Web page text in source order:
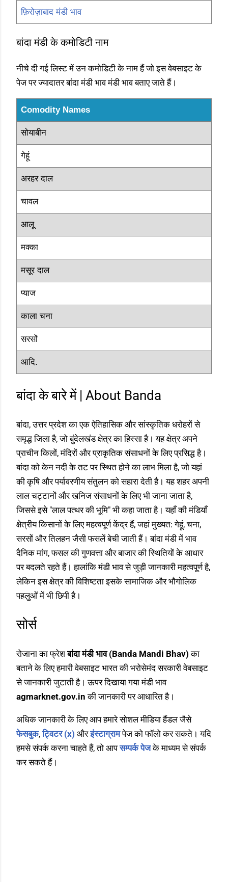
फ़िरोज़ाबाद मंडी भाव
बांदा मंडी के कमोडिटी नाम
नीचे दी गई लिस्ट में उन कमोडिटी के नाम हैं जो इस वेबसाइट के
पेज पर ज्यादातर बांदा मंडी भाव मंडी भाव बताए जाते हैं।
Comodity Names
सोयाबीन
गेहूं
अरहर दाल
चावल
आलू
मक्का
मसूर दाल
प्याज
काला चना
सरसों
आदि.
बांदा के बारे में | About Banda
बांदा, उत्तर प्रदेश का एक ऐतिहासिक और सांस्कृतिक धरोहरों से
समृद्ध जिला है, जो बुंदेलखंड क्षेत्र का हिस्सा है। यह क्षेत्र अपने
प्राचीन किलों, मंदिरों और प्राकृतिक संसाधनों के लिए प्रसिद्ध है।
बांदा को केन नदी के तट पर स्थित होने का लाभ मिला है, जो यहां
की कृषि और पर्यावरणीय संतुलन को सहारा देती है। यह शहर अपनी
लाल चट्टानों और खनिज संसाधनों के लिए भी जाना जाता है,
जिससे इसे "लाल पत्थर की भूमि" भी कहा जाता है। यहाँ की मंडियाँ
क्षेत्रीय किसानों के लिए महत्वपूर्ण केंद्र हैं, जहां मुख्यत: गेहूं, चना,
सरसों और तिलहन जैसी फसलें बेची जाती हैं। बांदा मंडी में भाव
दैनिक मांग, फसल की गुणवत्ता और बाजार की स्थितियों के आधार
पर बदलते रहते हैं। हालांकि मंडी भाव से जुड़ी जानकारी महत्वपूर्ण है,
लेकिन इस क्षेत्र की विशिष्टता इसके सामाजिक और भौगोलिक
पहलुओं में भी छिपी है।
सोर्स
रोजाना का फ्रेशबांदा मंडी भाव (Banda Mandi Bhav) का
बताने के लिए हमारी वेबसाइट भारत की भरोसेमंद सरकारी वेबसाइट
से जानकारी जुटाती है। ऊपर दिखाया गया मंडी भाव
agmarknet.gov.in की जानकारी पर आधारित है।
अधिक जानकारी के लिए आप हमारे सोशल मीडिया हैंडल जैसे
फेसबुक,ट्विटर (x) औरइंस्टाग्रामपेज को फॉलो कर सकते। यदि
हमसे संपर्क करना चाहते हैं, तो आपसम्पर्क पेजके माध्यम से संपर्क
कर सकते हैं।